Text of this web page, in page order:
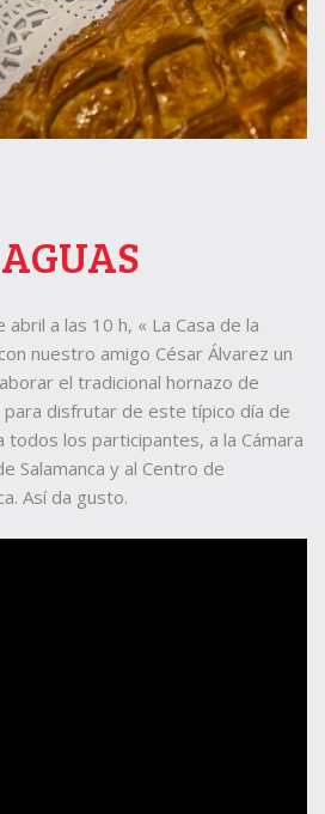
a las 10 h, « La Casa de la
nuestro amigo César Álvarez un
el tradicional hornazo de
disfrutar de este típico día de
todos los participantes, a la Cámara
Salamanca y al Centro de
Así da gusto.